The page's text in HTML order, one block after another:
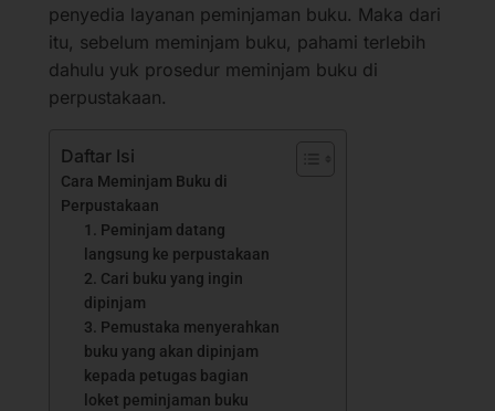
penyedia layanan peminjaman buku. Maka dari
itu, sebelum meminjam buku, pahami terlebih
dahulu yuk prosedur meminjam buku di
perpustakaan.
Daftar Isi
Cara Meminjam Buku di
Perpustakaan
1. Peminjam datang
langsung ke perpustakaan
2. Cari buku yang ingin
dipinjam
3. Pemustaka menyerahkan
buku yang akan dipinjam
kepada petugas bagian
loket peminjaman buku